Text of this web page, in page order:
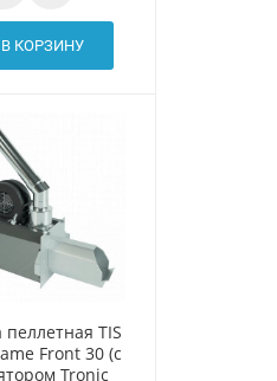
В КОРЗИНУ
пеллетная TIS
Front 30 (c
Tronic